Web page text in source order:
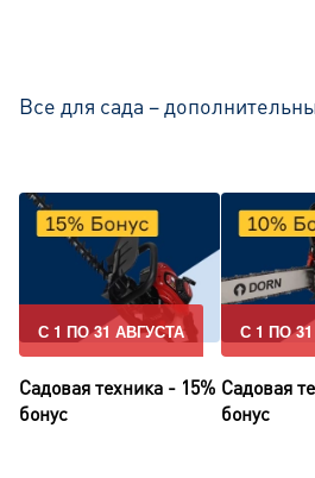
Все для сада –
С 1 ПО 31 АВГУСТА
Садовая техника - 15%
бонус
С 1 ПО
Садовая
бонус